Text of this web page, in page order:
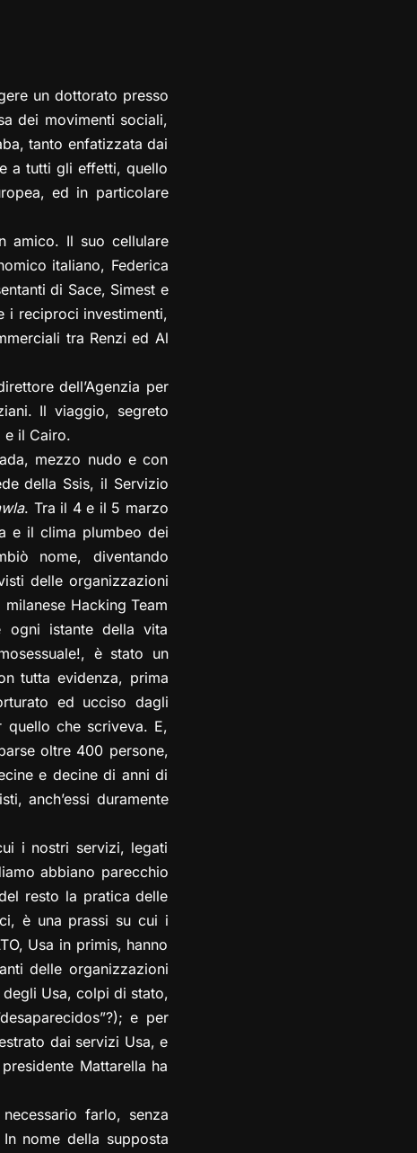
un dottorato presso
dei movimenti sociali,
tanto enfatizzata dai
a tutti gli effetti, quello
ed in particolare
amico. Il suo cellulare
italiano, Federica
di Sace, Simest e
i reciproci investimenti,
tra Renzi ed Al
dell’Agenzia per
Il viaggio, segreto
e il Cairo.
mezzo nudo e con
della Ssis, il Servizio
. Tra il 4 e il 5 marzo
e il clima plumbeo dei
nome, diventando
delle organizzazioni
Hacking Team
ogni istante della vita
è stato un
tutta evidenza, prima
ed ucciso dagli
che scriveva. E,
oltre 400 persone,
e decine di anni di
anch’essi duramente
i nostri servizi, legati
abbiano parecchio
resto la pratica delle
è una prassi su cui i
Usa in primis, hanno
delle organizzazioni
Usa, colpi di stato,
e per
dai servizi Usa, e
Mattarella ha
farlo, senza
nome della supposta